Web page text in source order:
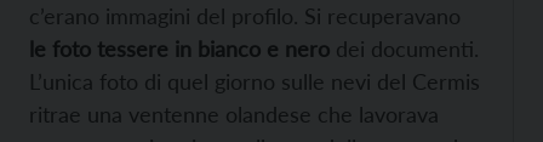
c’erano immagini del profilo. Si recuperavano
le foto tessere in bianco e nero dei documenti.
L’unica foto di quel giorno sulle nevi del Cermis
ritrae una ventenne olandese che lavorava